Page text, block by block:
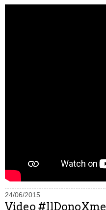
24/06/2015
Video #IlDonoXme